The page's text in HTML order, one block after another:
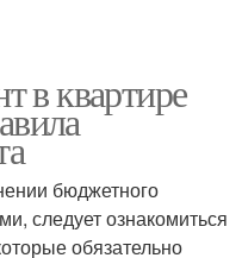
в квартире
бюджетного
следует ознакомиться
обязательно